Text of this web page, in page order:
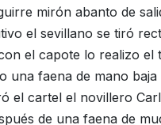
mirón abanto de
el sevillano se tiró
el capote lo realizo
una faena de mano
el cartel el novillero
de una faena de